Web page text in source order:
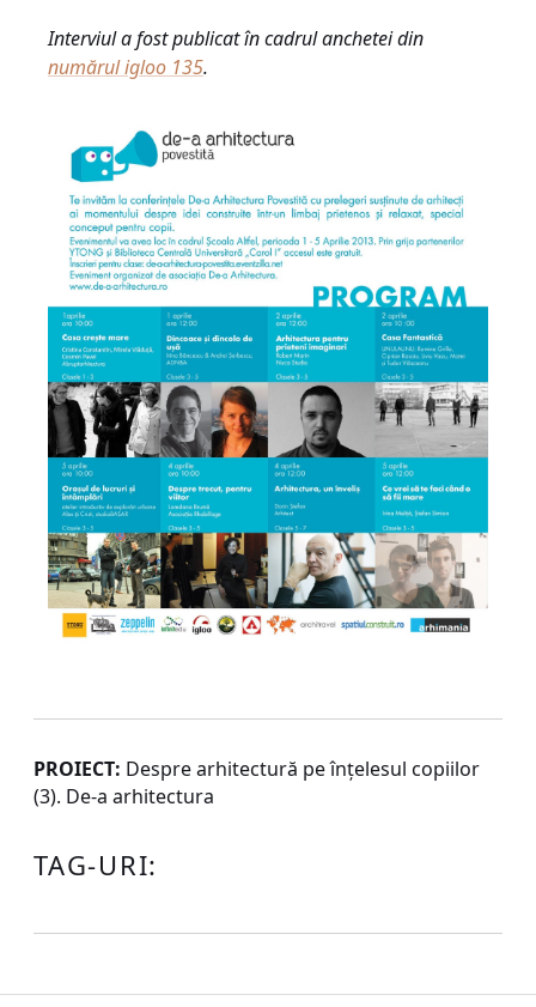
Interviul a fost publicat în cadrul anchetei din
numărul igloo 135.
PROIECT: Despre arhitectură pe înţelesul copiilor
(3). De-a arhitectura
TAG-URI: